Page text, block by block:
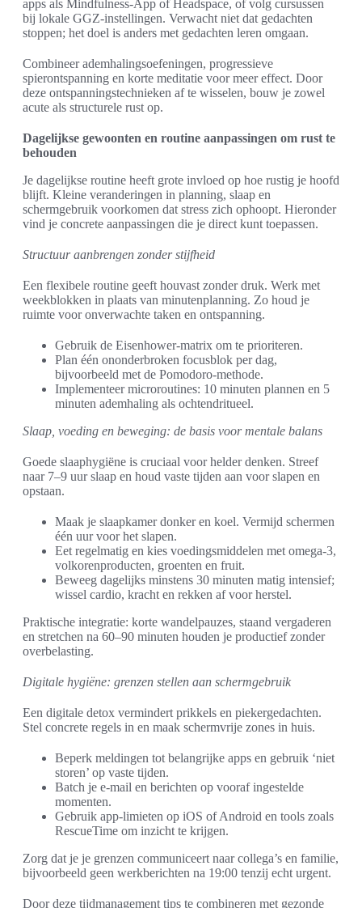
apps als Mindfulness-App of Headspace, of volg cursussen
bij lokale GGZ-instellingen. Verwacht niet dat gedachten
stoppen; het doel is anders met gedachten leren omgaan.
Combineer ademhalingsoefeningen, progressieve
spierontspanning en korte meditatie voor meer effect. Door
deze ontspanningstechnieken af te wisselen, bouw je zowel
acute als structurele rust op.
Dagelijkse gewoonten en routine aanpassingen om rust te
behouden
Je dagelijkse routine heeft grote invloed op hoe rustig je hoofd
blijft. Kleine veranderingen in planning, slaap en
schermgebruik voorkomen dat stress zich ophoopt. Hieronder
vind je concrete aanpassingen die je direct kunt toepassen.
Structuur aanbrengen zonder stijfheid
Een flexibele routine geeft houvast zonder druk. Werk met
weekblokken in plaats van minutenplanning. Zo houd je
ruimte voor onverwachte taken en ontspanning.
Gebruik de Eisenhower-matrix om te prioriteren.
Plan één ononderbroken focusblok per dag,
bijvoorbeeld met de Pomodoro-methode.
Implementeer microroutines: 10 minuten plannen en 5
minuten ademhaling als ochtendritueel.
Slaap, voeding en beweging: de basis voor mentale balans
Goede slaaphygiëne is cruciaal voor helder denken. Streef
naar 7–9 uur slaap en houd vaste tijden aan voor slapen en
opstaan.
Maak je slaapkamer donker en koel. Vermijd schermen
één uur voor het slapen.
Eet regelmatig en kies voedingsmiddelen met omega-3,
volkorenproducten, groenten en fruit.
Beweeg dagelijks minstens 30 minuten matig intensief;
wissel cardio, kracht en rekken af voor herstel.
Praktische integratie: korte wandelpauzes, staand vergaderen
en stretchen na 60–90 minuten houden je productief zonder
overbelasting.
Digitale hygiëne: grenzen stellen aan schermgebruik
Een digitale detox vermindert prikkels en piekergedachten.
Stel concrete regels in en maak schermvrije zones in huis.
Beperk meldingen tot belangrijke apps en gebruik ‘niet
storen’ op vaste tijden.
Batch je e-mail en berichten op vooraf ingestelde
momenten.
Gebruik app-limieten op iOS of Android en tools zoals
RescueTime om inzicht te krijgen.
Zorg dat je je grenzen communiceert naar collega’s en familie,
bijvoorbeeld geen werkberichten na 19:00 tenzij echt urgent.
Door deze tijdmanagement tips te combineren met gezonde